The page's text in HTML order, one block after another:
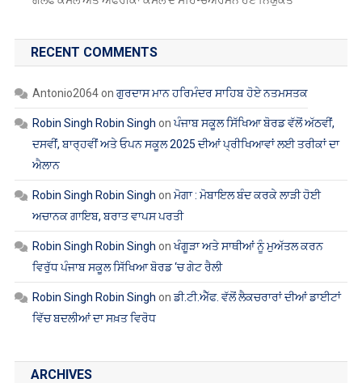
RECENT COMMENTS
Antonio2064on ਗੁਰਦਾਸ ਮਾਨ ਹਰਿਮੰਦਰ ਸਾਹਿਬ ਹੋਏ ਨਤਮਸਤਕ
Robin Singh Robin Singh onਪੰਜਾਬ ਸਕੂਲ ਸਿੱਖਿਆ ਬੋਰਡ ਵੱਲੋਂ ਅੱਠਵੀਂ,
ਦਸਵੀਂ, ਬਾਰ੍ਹਵੀਂ ਅਤੇ ਓਪਨ ਸਕੂਲ 2025 ਦੀਆਂ ਪ੍ਰੀਖਿਆਵਾਂ ਲਈ ਤਰੀਕਾਂ ਦਾ
ਐਲਾਨ
Robin Singh Robin Singh on ਮੋਗਾ : ਮੋਬਾਇਲ ਬੰਦ ਕਰਕੇ ਲਾੜੀ ਹੋਈ
ਅਚਾਨਕ ਗਾਇਬ, ਬਰਾਤ ਵਾਪਸ ਪਰਤੀ
Robin Singh Robin Singh onਖੰਗੂੜਾ ਅਤੇ ਸਾਥੀਆਂ ਨੂੰ ਮੁਅੱਤਲ ਕਰਨ
ਵਿਰੁੱਧ ਪੰਜਾਬ ਸਕੂਲ ਸਿੱਖਿਆ ਬੋਰਡ ‘ਚ ਗੇਟ ਰੈਲੀ
Robin Singh Robin Singh onਡੀ.ਟੀ.ਐੱਫ. ਵੱਲੋਂ ਲੈਕਚਰਾਰਾਂ ਦੀਆਂ ਡਾਈਟਾਂ
ਵਿੱਚ ਬਦਲੀਆਂ ਦਾ ਸਖ਼ਤ ਵਿਰੋਧ
ARCHIVES